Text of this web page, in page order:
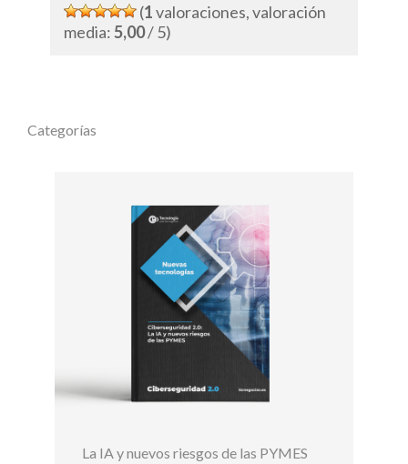
(1valoraciones, valoración
media:5,00/ 5)
Categorías
La IA y nuevos riesgos de las PYMES